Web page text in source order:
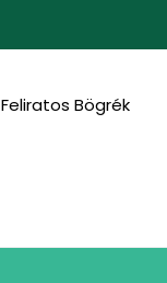
Feliratos Bögrék